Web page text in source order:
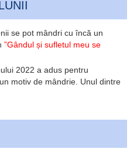
se pot mândri cu încă un
”Gândul și sufletul meu se
2022 a adus pentru
motiv de mândrie. Unul dintre